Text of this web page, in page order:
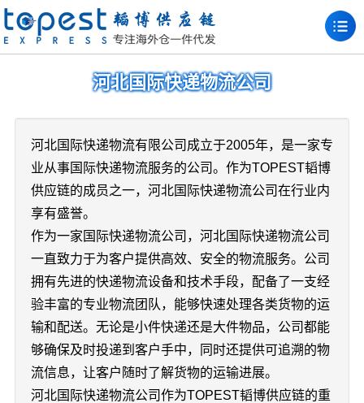
河北国际快递物流公司
河北国际快递物流有限公司成立于2005年，是一家专
业从事国际快递物流服务的公司。作为TOPEST韬博
供应链的成员之一，河北国际快递物流公司在行业内
享有盛誉。
作为一家国际快递物流公司，河北国际快递物流公司
一直致力于为客户提供高效、安全的物流服务。公司
拥有先进的快递物流设备和技术手段，配备了一支经
验丰富的专业物流团队，能够快速处理各类货物的运
输和配送。无论是小件快递还是大件物品，公司都能
够确保及时投递到客户手中，同时还提供可追溯的物
流信息，让客户随时了解货物的运输进展。
河北国际快递物流公司作为TOPEST韬博供应链的重